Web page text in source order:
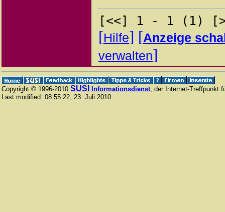
[<<] 1 - 1 (1)
[Hilfe] [Anzeige
verwalten]
Copyright © 1996-2010 SUSI Informationsdienst, der Internet-Treffpunkt
Last modified: 08:55:22, 23. Juli 2010